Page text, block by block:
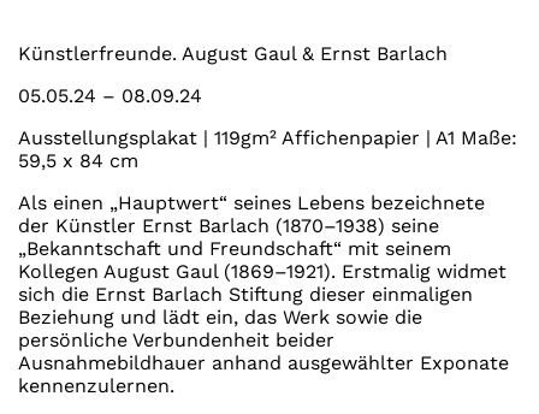
Künstlerfreunde. August Gaul & Ernst Barlach
05.05.24 – 08.09.24
Ausstellungsplakat | 119gm² Affichenpapier | A1 Maße:
59,5 x 84 cm
Als einen „Hauptwert“ seines Lebens bezeichnete
der Künstler Ernst Barlach (1870–1938) seine
„Bekanntschaft und Freundschaft“ mit seinem
Kollegen August Gaul (1869–1921). Erstmalig widmet
sich die Ernst Barlach Stiftung dieser einmaligen
Beziehung und lädt ein, das Werk sowie die
persönliche Verbundenheit beider
Ausnahmebildhauer anhand ausgewählter Exponate
kennenzulernen.